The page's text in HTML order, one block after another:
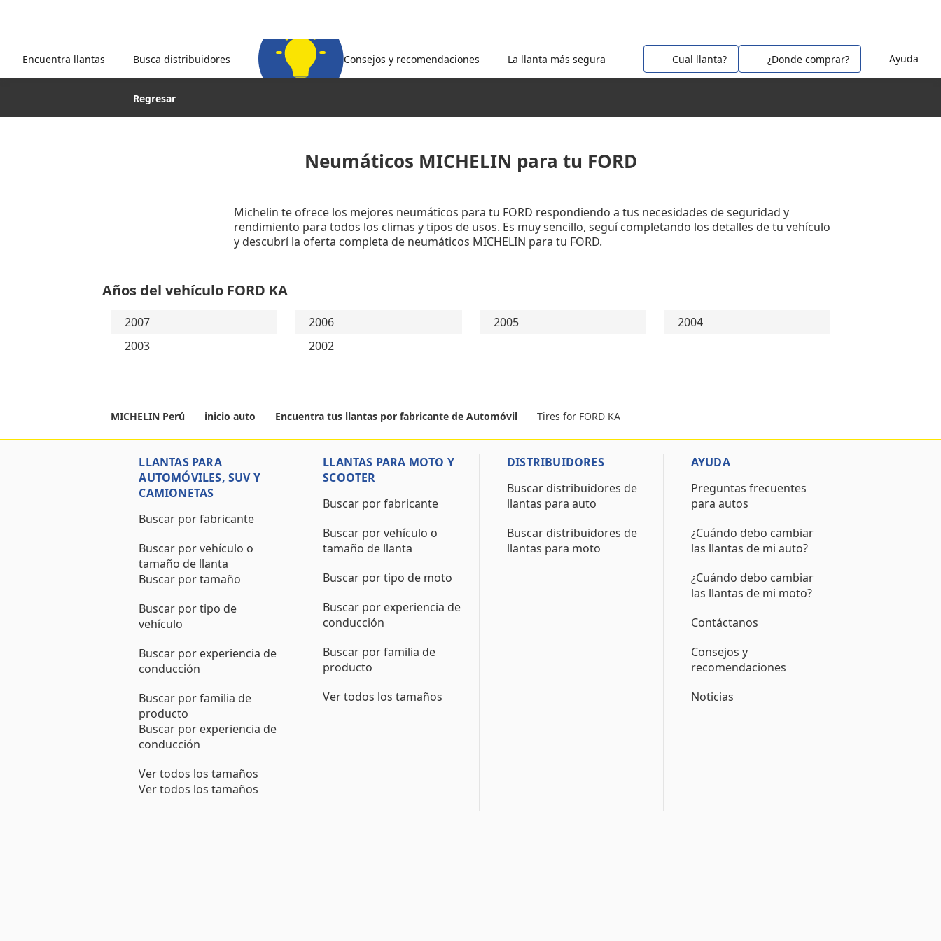
Ayuda
Encuentra llantas Busca distribuidores Consejos y recomendaciones La llanta más segura Cual llanta? ¿Donde comprar?
Regresar
Neumáticos MICHELIN para tu FORD
Michelin te ofrece los mejores neumáticos para tu FORD respondiendo a tus necesidades de seguridad y
rendimiento para todos los climas y tipos de usos. Es muy sencillo, seguí completando los detalles de tu vehículo
y descubrí la oferta completa de neumáticos MICHELIN para tu FORD.
Años del vehículo FORD KA
2007 2006 2005
2004
2003
2002
MICHELIN Perú inicio auto Encuentra tus llantas por fabricante de Automóvil Tires for FORD KA
LLANTAS PARA
AUTOMÓVILES, SUV Y
CAMIONETAS
Buscar por fabricante
Buscar por vehículo o
tamaño de llanta
Buscar por tamaño
Buscar por tipo de
vehículo
Buscar por experiencia de
conducción
Buscar por familia de
producto
Buscar por experiencia de
conducción
Ver todos los tamaños
Ver todos los tamaños
LLANTAS PARA MOTO Y
SCOOTER
Buscar por fabricante
Buscar por vehículo o
tamaño de llanta
Buscar por tipo de moto
Buscar por experiencia de
conducción
Buscar por familia de
producto
Ver todos los tamaños
DISTRIBUIDORES
Buscar distribuidores de
llantas para auto
Buscar distribuidores de
llantas para moto
AYUDA
Preguntas frecuentes
para autos
¿Cuándo debo cambiar
las llantas de mi auto?
¿Cuándo debo cambiar
las llantas de mi moto?
Contáctanos
Consejos y
recomendaciones
Noticias